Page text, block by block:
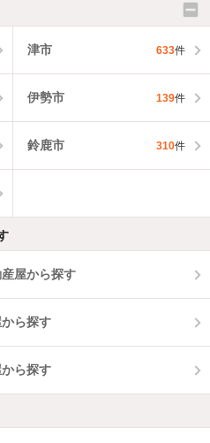
津市 633件
伊勢市 139件
鈴鹿市 310件
屋から探す
ら探す
ら探す